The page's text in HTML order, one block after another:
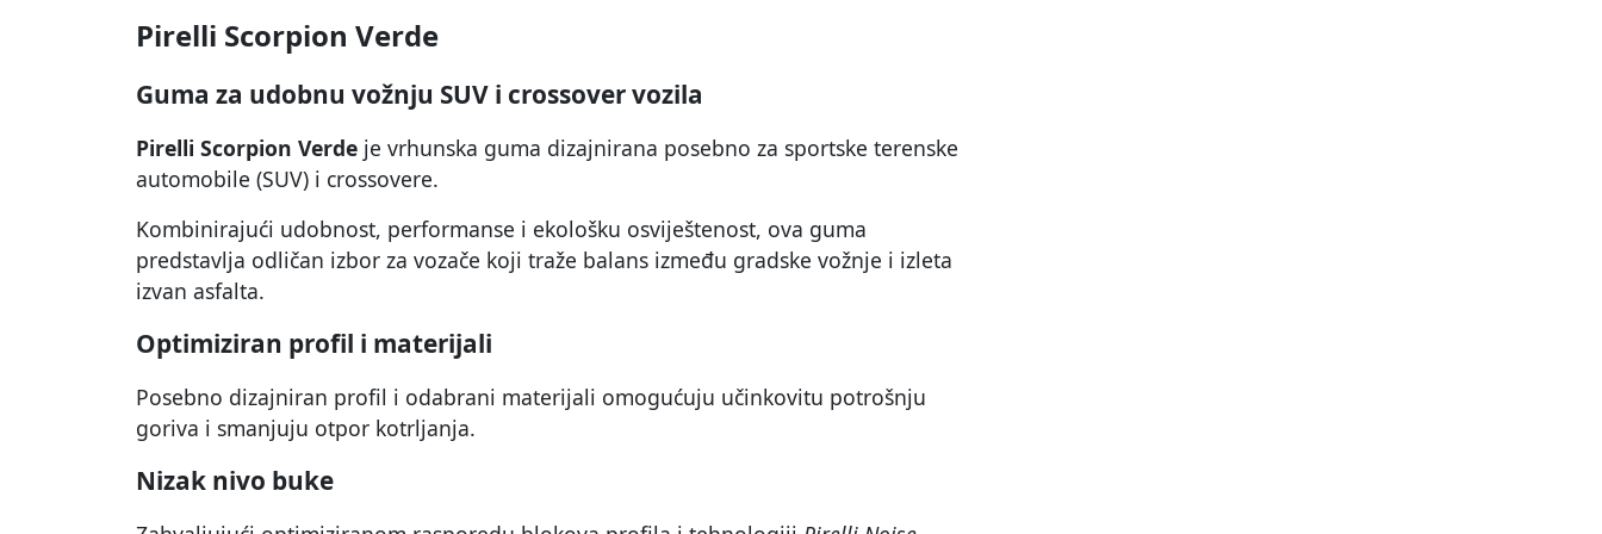
Pirelli Scorpion Verde
Guma za udobnu vožnju SUV i crossover vozila
Pirelli Scorpion Verde je vrhunska guma dizajnirana posebno za sportske terenske
automobile (SUV) i crossovere.
Kombinirajući udobnost, performanse i ekološku osviještenost, ova guma
predstavlja odličan izbor za vozače koji traže balans između gradske vožnje i izleta
izvan asfalta.
Optimiziran profil i materijali
Posebno dizajniran profil i odabrani materijali omogućuju učinkovitu potrošnju
goriva i smanjuju otpor kotrljanja.
Nizak nivo buke